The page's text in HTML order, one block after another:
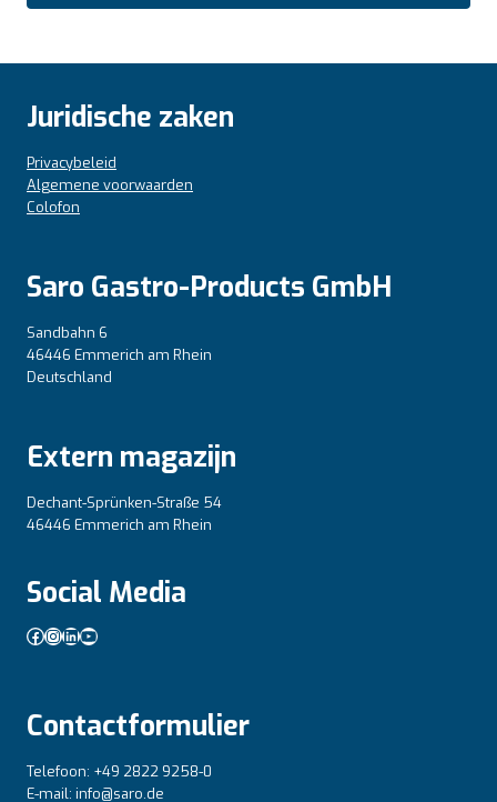
Juridische zaken
Privacybeleid
Algemene voorwaarden
Colofon
Saro Gastro-Products GmbH
Sandbahn 6
46446 Emmerich am Rhein
Deutschland
Extern magazijn
Dechant-Sprünken-Straße 54
46446 Emmerich am Rhein
Social Media
Facebook
Instagram
LinkedIn
YouTube
Contactformulier
Telefoon: +49 2822 9258-0
E-mail: info@saro.de